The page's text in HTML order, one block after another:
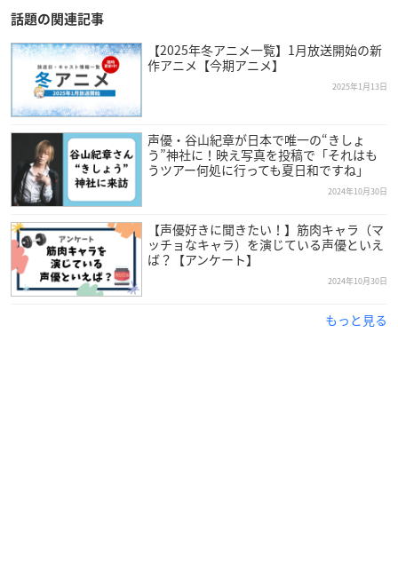
話題の関連記事
【2025年冬アニメ一覧】1月放送開始の新
作アニメ【今期アニメ】
2025年1月13日
声優・谷山紀章が日本で唯一の“きしょ
う”神社に！映え写真を投稿で「それはも
うツアー何処に行っても夏日和ですね」
2024年10月30日
【声優好きに聞きたい！】筋肉キャラ（マ
ッチョなキャラ）を演じている声優といえ
ば？【アンケート】
2024年10月30日
もっと見る